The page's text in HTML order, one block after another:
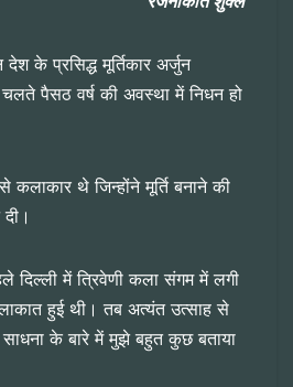
के प्रसिद्ध मूर्तिकार अर्जुन
चलते पैसठ वर्ष की अवस्था में निधन हो
थे जिन्होंने मूर्ति बनाने की
दिल्ली में त्रिवेणी कला संगम में लगी
हुई थी। तब अत्यंत उत्साह से
के बारे में मुझे बहुत कुछ बताया